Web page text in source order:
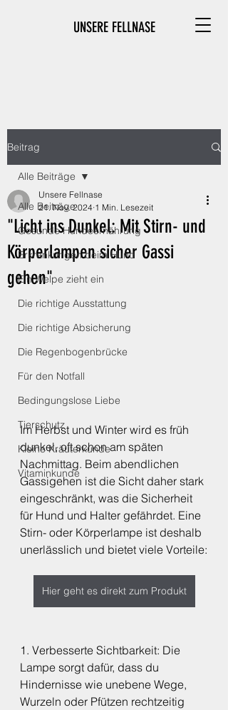
UNSERE FELLNASE
Beitrag
Alle Beiträge
Gesunde Hundeernährung
Erkrankungen beim Hund
Ein Welpe zieht ein
Die richtige Ausstattung
Die richtige Absicherung
Die Regenbogenbrücke
Für den Notfall
Bedingungslose Liebe
Tierschutz
Kleine Kräuterkunde
Vitaminkunde
Alle Beiträge
"Licht ins Dunkel: Mit Stirn- und
Körperlampen sicher Gassi
gehen"
Unsere Fellnase
21. Nov. 2024 1 Min. Lesezeit
Im Herbst und Winter wird es früh
dunkel, oft schon am späten
Nachmittag. Beim abendlichen
Gassigehen ist die Sicht daher stark
eingeschränkt, was die Sicherheit
für Hund und Halter gefährdet. Eine
Stirn- oder Körperlampe ist deshalb
unerlässlich und bietet viele Vorteile:
Hier geht es direkt zum Produkt
1. Verbesserte Sichtbarkeit: Die
Lampe sorgt dafür, dass du
Hindernisse wie unebene Wege,
Wurzeln oder Pfützen rechtzeitig